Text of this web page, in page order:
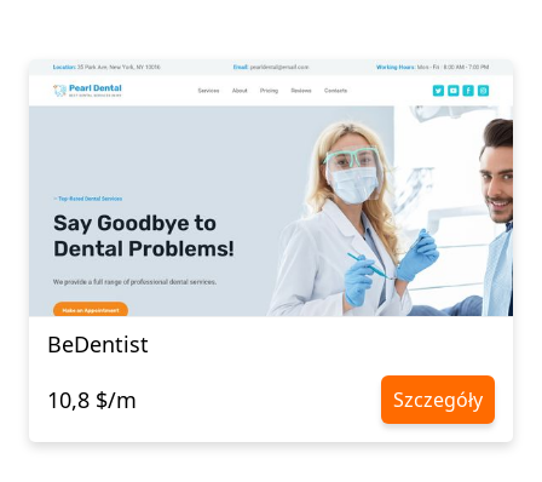
BeDentist
10,8 $/m
Szczegóły